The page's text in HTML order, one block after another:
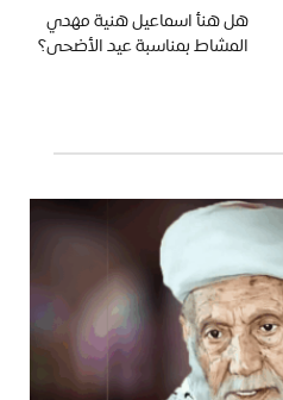
هل هنأ اسماعيل هنية مهدي
المشاط بمناسبة عيد الأضحى؟